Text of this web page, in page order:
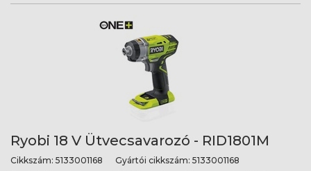
Ryobi 18 V Ütvecsavarozó - RID1801M
Cikkszám: 5133001168 Gyártói cikkszám: 5133001168